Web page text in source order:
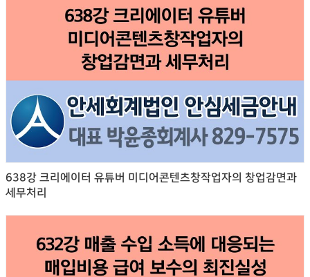
638강 크리에이터 유튜버 미디어콘텐츠창작업자의 창업감면과
세무처리